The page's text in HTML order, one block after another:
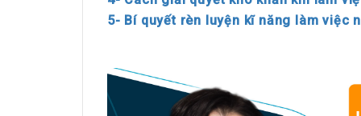
5- Bí quyết rèn luyện kĩ năng làm việc